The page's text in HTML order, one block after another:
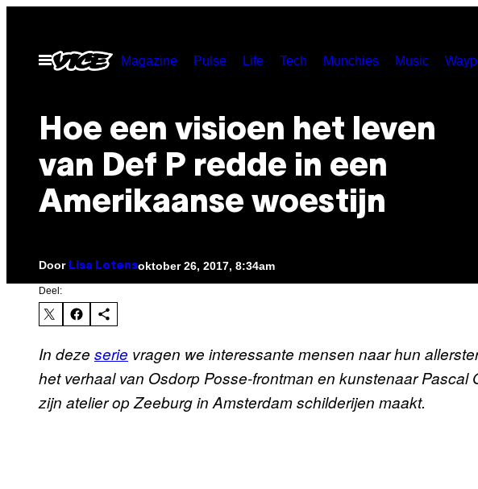
Open
menu
Magazine Pulse Life Tech Munchies Music
Hoe een visioen het leven
van Def P redde in een
Amerikaanse woestijn
Door Lisa Lotensoktober 26, 2017, 8:34am
Deel:
In deze serie vragen we interessante mensen naar hun
het verhaal van Osdorp Posse-frontman en kunstenaar Pascal
zijn atelier op Zeeburg in Amsterdam schilderijen maakt.